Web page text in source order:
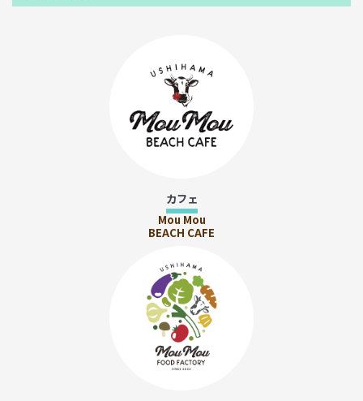
カフェ
Mou Mou
BEACH CAFE